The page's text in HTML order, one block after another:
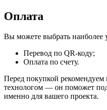
Оплата
Вы можете выбрать наиболее
Перевод по QR-коду;
Оплата по счету.
Перед покупкой рекомендуем
технологом — он поможет
именно для вашего проекта.